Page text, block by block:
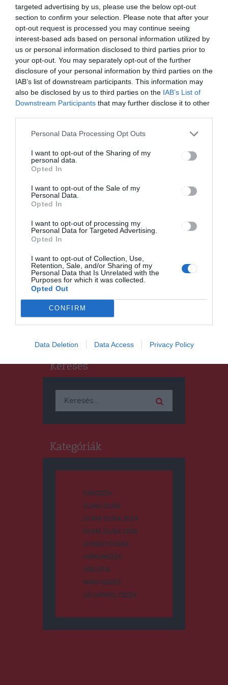
targeted advertising by us, please use the below opt-out
section to confirm your selection. Please note that after your
opt-out request is processed you may continue seeing
interest-based ads based on personal information utilized by
us or personal information disclosed to third parties prior to
your opt-out. You may separately opt-out of the further
disclosure of your personal information by third parties on the
IAB’s list of downstream participants. This information may
also be disclosed by us to third parties on the IAB’s List of
Downstream Participants that may further disclose it to other
Personal Data Processing Opt Outs
I want to opt-out of the Sharing of my
personal data.
Opted In
I want to opt-out of the Sale of my
Personal Data.
Opted In
I want to opt-out of processing my
Personal Data for Targeted Advertising.
Opted In
I want to opt-out of Collection, Use,
Retention, Sale, and/or Sharing of my
Personal Data that Is Unrelated with the
Purposes for which it was collected.
Opted Out
CONFIRM
Data Deletion Data Access Privacy Policy
tartogat a
leendő
nak
Ez is érdekelheti
Idén is lehet korcsolyázni a
csíkszeredai Molnár Lajos-
jégpályán
CSÍKSZÉK,GYERGYÓSZÉK,
UDVARHELYSZÉK
Birtoklevelek igényelhetők a
nem kollektivizált
övezetekben
Keresés
Keresés:
Kategóriák
CSÍKSZÉK
DUMA DUBA
DUMA DUBA 2024
DUMA DUBA 2026
GYERGYÓSZÉK
HÁROMSZÉK
HÍRLISTA
MAROSSZÉK
UDVARHELYSZÉK